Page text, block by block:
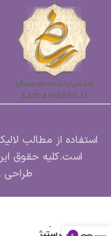
استفاده از مطالب
است.کلیه حقوق
ادکلن